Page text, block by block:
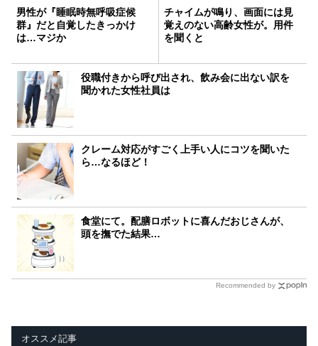
男性が『睡眠時無呼吸症候
群』だと自覚したきっかけ
は…マジか
チャイムが鳴り、画面には見
覚えのない高齢女性が。用件
を聞くと
役職付きから呼び出され、飲み会に出ない訳を
聞かれた女性社員は
クレーム対応がすごく上手い人にコツを聞いた
ら…なるほど！
食堂にて。配膳ロボットに喜んだおじさんが、
頭を撫でた結果…
Recommended by
オススメ記事